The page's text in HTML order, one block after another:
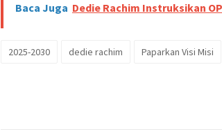
Baca Juga Dedie Rachim Instruksikan
2025-2030 dedie rachim Paparkan Visi Misi